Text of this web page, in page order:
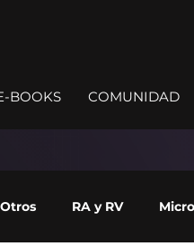
BOOKS COMUNIDAD
Otros RA y RV